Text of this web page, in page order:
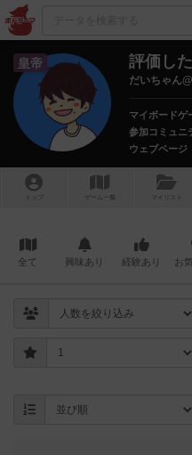
皇帝 評価し
だいちゃん
マイボードゲ
参加コミュニ
ウェブページ
トップ ゲーム一覧 マイリスト
全て 興味あり 経験あり お